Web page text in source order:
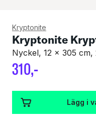
Kryptonite
Kryptonite
Nyckel, 12 x 305 cm,
310,-
Lägg i